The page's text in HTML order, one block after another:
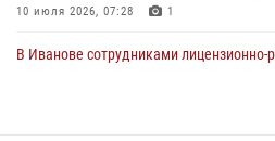
10 июля 2026, 07:28 1
В Иванове сотрудниками лицензионно-